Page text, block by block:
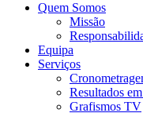
Quem Somos
Missão
Equipa
Serviços
Resultados
Grafismos TV